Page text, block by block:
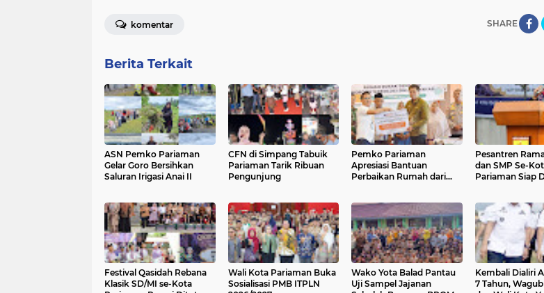
SHARE
komentar
Berita Terkait
ASN Pemko Pariaman
Gelar Goro Bersihkan
Saluran Irigasi Anai II
CFN di Simpang Tabuik
Pariaman Tarik Ribuan
Pengunjung
Pemko Pariaman
Apresiasi Bantuan
Perbaikan Rumah dari
Pesantren
dan SMP Se-
Pariaman Siap
Festival Qasidah Rebana
Klasik SD/MI se-Kota
Wali Kota Pariaman Buka
Sosialisasi PMB ITPLN
Wako Yota Balad Pantau
Uji Sampel Jajanan
Kembali Dialiri
7 Tahun,